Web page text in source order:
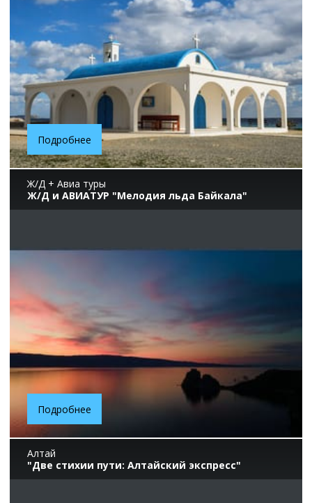
Подробнее
Ж/Д + Авиа туры
Ж/Д и АВИАТУР "Мелодия льда Байкала"
Подробнее
Алтай
"Две стихии пути: Алтайский экспресс"